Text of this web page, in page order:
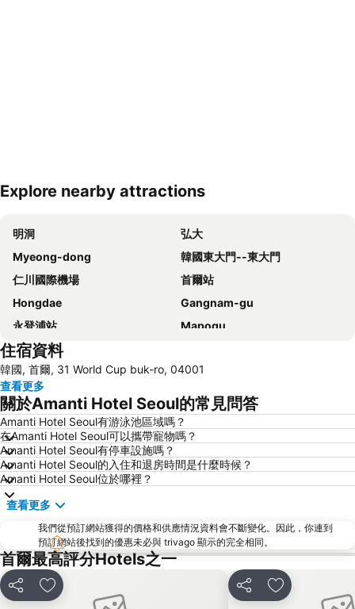
展開地圖
Explore nearby attractions
明洞
弘大
Myeong-dong
韓國東大門--東大門
仁川國際機場
首爾站
Hongdae
Gangnam-gu
永登浦站
Mapogu
弘益大學
COEX商場
梨泰院
龍山站
Seoul
首爾蠶室綜合運動場
Euljiro
Gwanghwamun
Jongno
蠶室棒球場
金浦國際機場
Dongdaemun Sijang
Lotte World
Namdaemun Market
昌德宮
Samsung
Gyeongbokgung
首爾世界杯體育場
Yongsan
Apgujeong
Everland
Transit Tours - Seoul City Tour
住宿資料
韓國, 首爾, 31 World Cup buk-ro, 04001
查看更多
關於Amanti Hotel Seoul的常見問答
Amanti Hotel Seoul有游泳池區域嗎？
在Amanti Hotel Seoul可以攜帶寵物嗎？
Amanti Hotel Seoul有停車設施嗎？
Amanti Hotel Seoul的入住和退房時間是什麼時候？
Amanti Hotel Seoul位於哪裡？
查看更多
我們從預訂網站獲得的價格和供應情況資料會不斷變化。因此，你連到
預訂網站後找到的優惠未必與 trivago 顯示的完全相同。
首爾最高評分Hotels之一
分享 放到收藏夾 分享 放到收藏夾